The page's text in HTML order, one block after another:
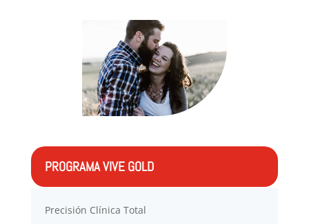
PROGRAMA VIVE GOLD
Precisión Clínica Total